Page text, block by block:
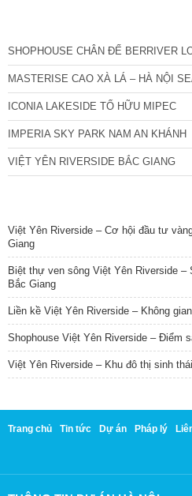
SHOPHOUSE CHÂN ĐẾ BERRIVER
MASTERISE CAO XÀ LÁ – HÀ NỘI
ICONIA LAKESIDE TỐ HỮU MIPEC
IMPERIA SKY PARK NAM AN KHÁNH
VIỆT YÊN RIVERSIDE BẮC GIANG
Việt Yên Riverside – Cơ hội đầu tư
Giang
Biệt thự ven sông Việt Yên Riverside
Bắc Giang
Liền kề Việt Yên Riverside – Không
Shophouse Việt Yên Riverside – Điểm
Việt Yên Riverside – Khu đô thị sinh
Trang chủ Tin tức Dự án Pháp lý